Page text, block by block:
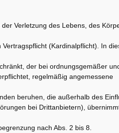
Verletzung des Lebens, des
(Kardinalpflicht). In
der bei ordnungsgemäßer
regelmäßig angemessene
beruhen, die außerhalb des
bei Drittanbietern),
nach Abs. 2 bis 8.